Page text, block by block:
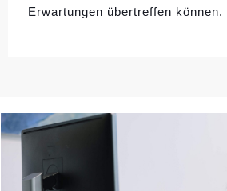
Erwartungen übertreffen können.